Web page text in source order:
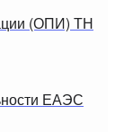
(ОПИ) ТН
ЕАЭС